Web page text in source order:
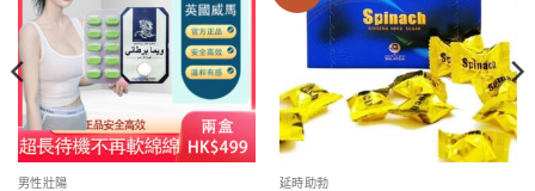
男性壯陽 延時助勃